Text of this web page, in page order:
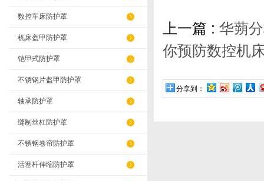
数控车床防护罩
机床盔甲防护罩
铠甲式防护罩
不锈钢片盔甲防护罩
轴承防护罩
缝制丝杠防护罩
不锈钢卷帘防护罩
活塞杆伸缩防护罩
上一篇 : 华蒴
你预防数控机
分享到：